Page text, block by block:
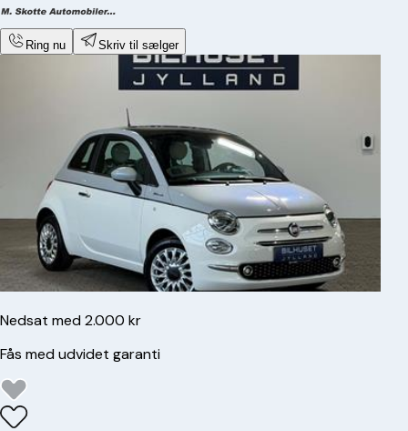
Ring nu Skriv til sælger
Nedsat med 2.000 kr
Fås med udvidet garanti